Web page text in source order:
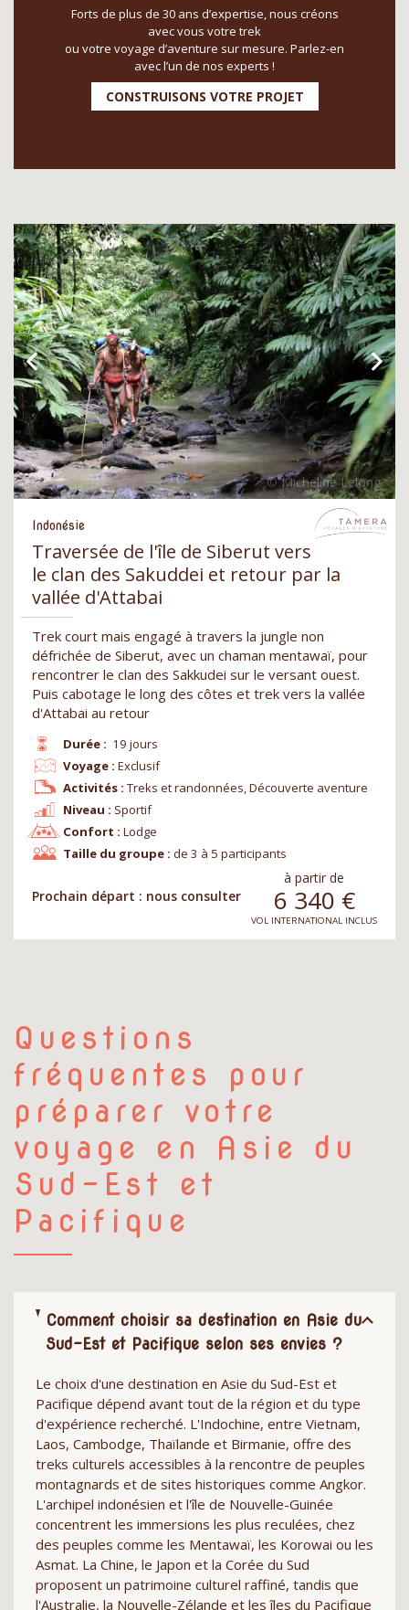
Forts de plus de 30 ans d’expertise, nous créons
avec vous votre trek
ou votre voyage d’aventure sur mesure. Parlez-en
avec l’un de nos experts !
CONSTRUISONS VOTRE PROJET
Indonésie
Traversée de l'île de Siberut vers
le clan des Sakuddei et retour par la
vallée d'Attabai
Trek court mais engagé à travers la jungle non
défrichée de Siberut, avec un chaman mentawaï, pour
rencontrer le clan des Sakkudei sur le versant ouest.
Puis cabotage le long des côtes et trek vers la vallée
d'Attabai au retour
Durée : 19 jours
Niveau : Sportif
Voyage : Exclusif
Confort : Lodge
Activités : Treks et randonnées, Découverte aventure
Taille du groupe : de 3 à 5 participants
Prochain départ : nous consulter
à partir de
6 340 €
VOL INTERNATIONAL INCLUS
Questions
fréquentes pour
préparer votre
voyage en Asie du
Sud-Est et
Pacifique
Comment choisir sa destination en Asie du
Sud-Est et Pacifique selon ses envies ?
Le choix d'une destination en Asie du Sud-Est et
Pacifique dépend avant tout de la région et du type
d'expérience recherché. L'Indochine, entre Vietnam,
Laos, Cambodge, Thaïlande et Birmanie, offre des
treks culturels accessibles à la rencontre de peuples
montagnards et de sites historiques comme Angkor.
L'archipel indonésien et l'île de Nouvelle-Guinée
concentrent les immersions les plus reculées, chez
des peuples comme les Mentawaï, les Korowai ou les
Asmat. La Chine, le Japon et la Corée du Sud
proposent un patrimoine culturel raffiné, tandis que
l'Australie, la Nouvelle-Zélande et les îles du Pacifique